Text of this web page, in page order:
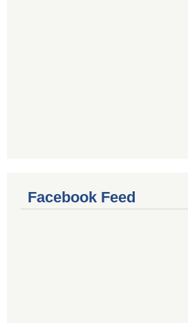
Facebook Feed